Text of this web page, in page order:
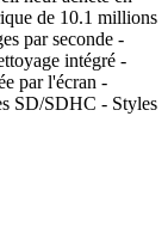
de 10.1 millions
par seconde -
intégré -
par l'écran -
SD/SDHC - Styles